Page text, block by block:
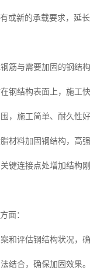
或新的承载要求，延
筋与需要加固的钢结
钢结构表面上，施工
施工简单、耐久性好
材料加固钢结构，高
键连接点处增加结构
面：
和评估钢结构状况，确
结合，确保加固效果。